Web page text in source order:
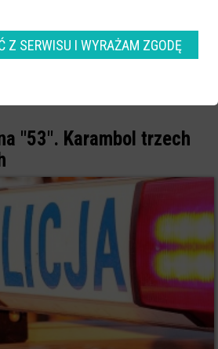
"53". Karambol trzech
Z SERWISU I WYRAŻAM ZGODĘ